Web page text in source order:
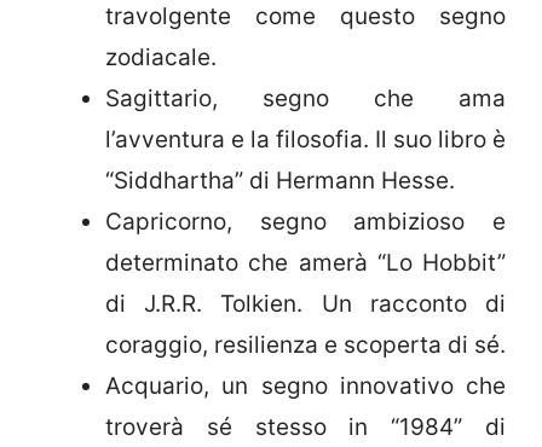
travolgente come questo segno
zodiacale.
Sagittario, segno che ama
l’avventura e la filosofia. Il suo libro è
“Siddhartha” di Hermann Hesse.
Capricorno, segno ambizioso e
determinato che amerà “Lo Hobbit”
di J.R.R. Tolkien. Un racconto di
coraggio, resilienza e scoperta di sé.
Acquario, un segno innovativo che
troverà sé stesso in “1984” di